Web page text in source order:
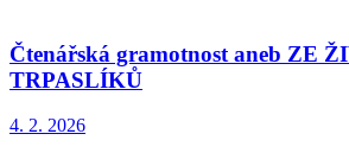
Čtenářská gramotnost aneb ZE
TRPASLÍKŮ
4. 2. 2026